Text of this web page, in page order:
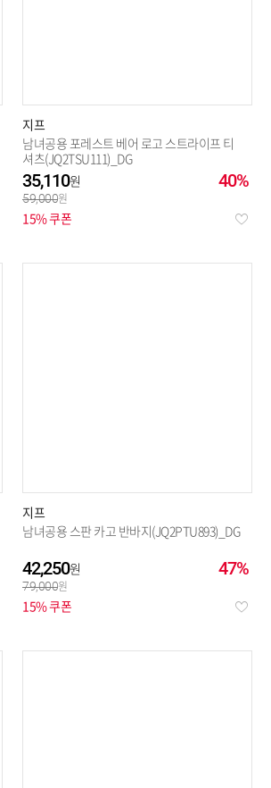
지프
남녀공용 포레스트 베어 로고 스트라이프 티
셔츠(JQ2TSU111)_DG
40%
35,110
59,000
15% 쿠폰
지프
남녀공용 스판 카고 반바지(JQ2PTU893)_DG
47%
42,250
79,000
15% 쿠폰